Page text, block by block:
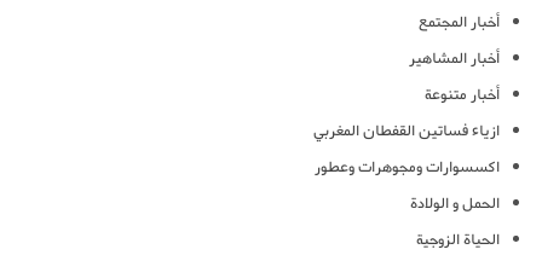
أخبار المجتمع
أخبار المشاهير
أخبار متنوعة
ازياء فساتين القفطان المغربي
اكسسوارات ومجوهرات وعطور
الحمل و الولادة
الحياة الزوجية